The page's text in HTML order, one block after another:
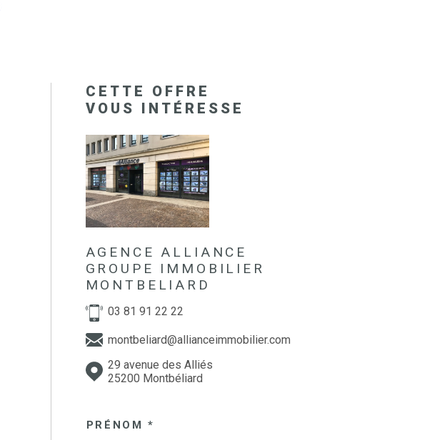
CETTE OFFRE
VOUS INTÉRESSE
AGENCE ALLIANCE
GROUPE IMMOBILIER
MONTBELIARD
03 81 91 22 22
montbeliard@allianceimmobilier.com
29 avenue des Alliés
25200 Montbéliard
PRÉNOM *